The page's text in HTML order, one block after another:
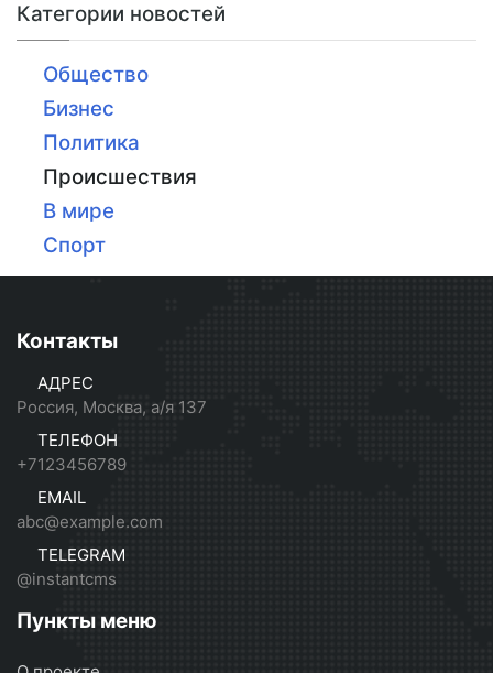
Категории новостей
Общество
Бизнес
Политика
Происшествия
В мире
Спорт
Контакты
АДРЕС
Россия, Москва, а/я 137
ТЕЛЕФОН
+7123456789
EMAIL
abc@example.com
TELEGRAM
@instantcms
Пункты меню